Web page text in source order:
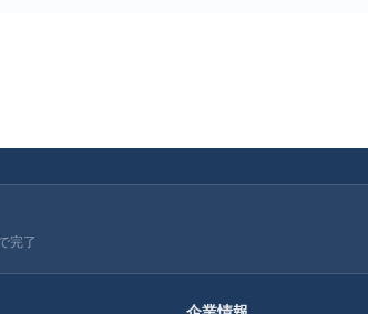
完了